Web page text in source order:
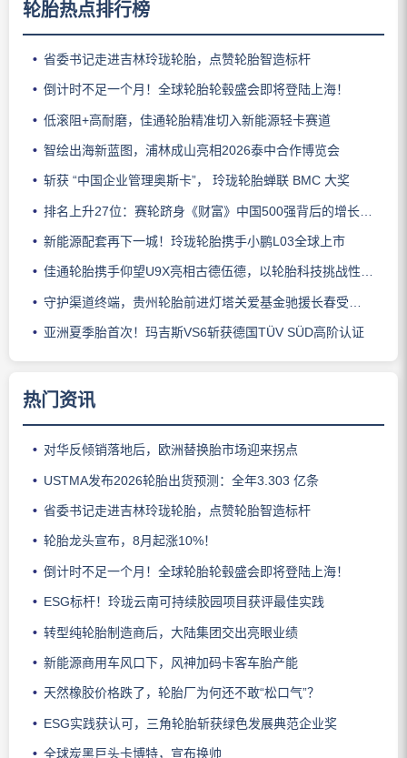
轮胎热点排行榜
省委书记走进吉林玲珑轮胎，点赞轮胎智造标杆
倒计时不足一个月！全球轮胎轮毂盛会即将登陆上海！
低滚阻+高耐磨，佳通轮胎精准切入新能源轻卡赛道
智绘出海新蓝图，浦林成山亮相2026泰中合作博览会
斩获 “中国企业管理奥斯卡”， 玲珑轮胎蝉联 BMC 大奖
排名上升27位：赛轮跻身《财富》中国500强背后的增长逻辑
新能源配套再下一城！玲珑轮胎携手小鹏L03全球上市
佳通轮胎携手仰望U9X亮相古德伍德，以轮胎科技挑战性能边界
守护渠道终端，贵州轮胎前进灯塔关爱基金驰援长春受灾门店
亚洲夏季胎首次！玛吉斯VS6斩获德国TÜV SÜD高阶认证
热门资讯
对华反倾销落地后，欧洲替换胎市场迎来拐点
USTMA发布2026轮胎出货预测：全年3.303 亿条
省委书记走进吉林玲珑轮胎，点赞轮胎智造标杆
轮胎龙头宣布，8月起涨10%！
倒计时不足一个月！全球轮胎轮毂盛会即将登陆上海！
ESG标杆！玲珑云南可持续胶园项目获评最佳实践
转型纯轮胎制造商后，大陆集团交出亮眼业绩
新能源商用车风口下，风神加码卡客车胎产能
天然橡胶价格跌了，轮胎厂为何还不敢“松口气”？
ESG实践获认可，三角轮胎斩获绿色发展典范企业奖
全球炭黑巨头卡博特，宣布换帅